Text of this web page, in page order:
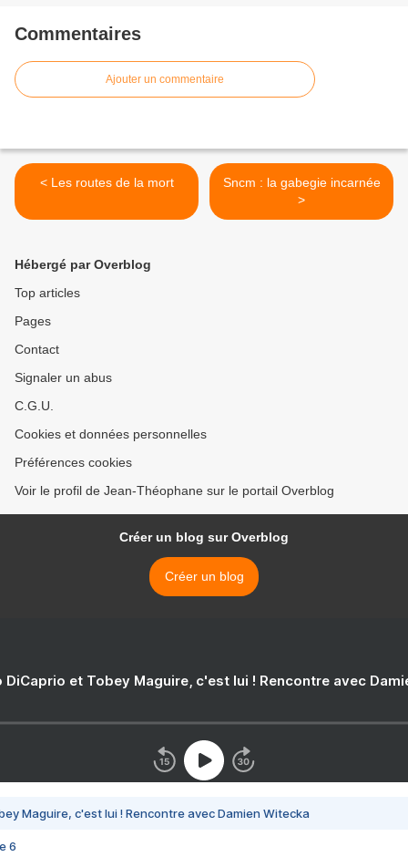
Commentaires
Ajouter un commentaire
< Les routes de la mort
Sncm : la gabegie incarnée
>
Hébergé par Overblog
Top articles
Pages
Contact
Signaler un abus
C.G.U.
Cookies et données personnelles
Préférences cookies
Voir le profil de Jean-Théophane sur le portail Overblog
Créer un blog sur Overblog
Créer un blog
DiCaprio et Tobey Maguire, c'est lui ! Rencontre avec
Maguire, c'est lui ! Rencontre avec Damien Witecka
6